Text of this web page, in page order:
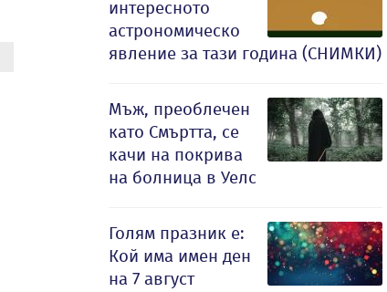
интересното
астрономическо
явление за тази година (СНИМКИ)
Мъж, преоблечен
като Смъртта, се
качи на покрива
на болница в Уелс
Голям празник е:
Кой има имен ден
на 7 август